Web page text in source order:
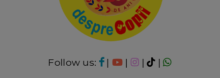
Follow us: | | |
|